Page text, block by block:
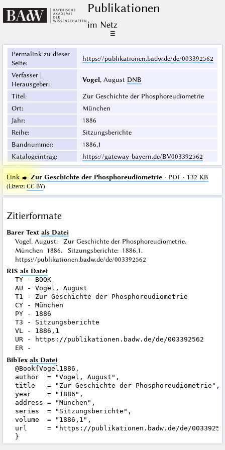
Publikationen
im Netz
☰
Permalink zu dieser
Seite:
https://publikationen.badw.de/de/003392562
Verfasser |
Herausgeber:
Vogel, August DNB
Titel:
Zur Geschichte der Phosphoreudiometrie
Ort:
München
Jahr:
1886
Reihe:
Sitzungsberichte
Bandnummer:
1886,1
Katalogeintrag: https://gateway-bayern.de/BV003392562
Link ☛ Zur Geschichte der Phosphoreudiometrie· PDF · 132 KB
(Lizenz: CC BY)
Zitierformate
Barer Text als Datei
Vogel, August: Zur Geschichte der Phosphoreudiometrie.
München 1886. Sitzungsberichte: 1886,1.
https://publikationen.badw.de/de/003392562
RIS als Datei
TY - BOOK
AU - Vogel, August
T1 - Zur Geschichte der Phosphoreudiometrie
CY - München
PY - 1886
T3 - Sitzungsberichte
VL - 1886,1
UR - https://publikationen.badw.de/de/003392562
BibTex als Datei
@Book{Vogel1886,
author  = "Vogel, August",
title   = "Zur Geschichte der Phosphoreudiometrie",
year    = "1886",
address = "München",
series  = "Sitzungsberichte",
volume  = "1886,1",
url     = "https://publikationen.badw.de/de/